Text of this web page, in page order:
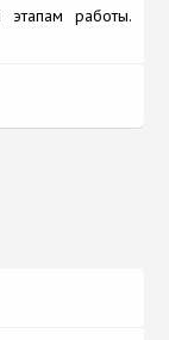
этапам работы.